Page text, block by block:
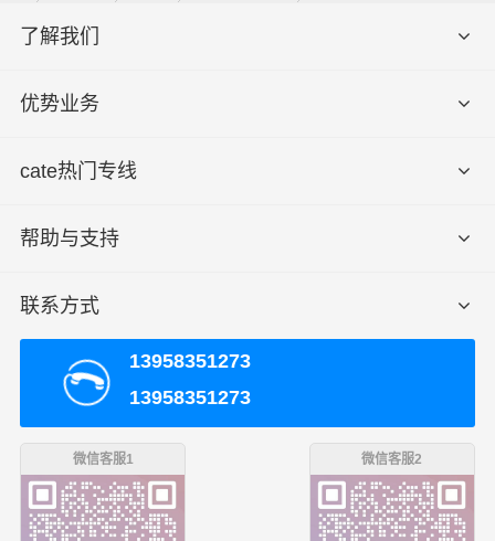
了解我们
优势业务
cate热门专线
帮助与支持
联系方式
13958351273
13958351273
微信客服1 微信客服2